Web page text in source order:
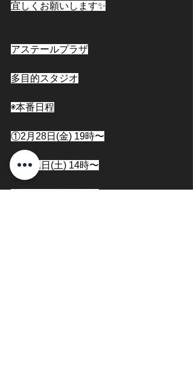
宜しくお願いします✨
アステールプラザ
多目的スタジオ
◉本番日程
①2月28日(金) 19時〜
②3月1日(土) 14時〜